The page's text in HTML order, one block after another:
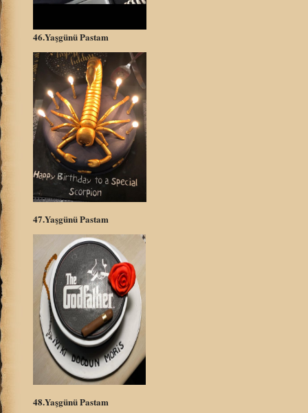
46.Yaşgünü Pastam
47.Yaşgünü Pastam
48.Yaşgünü Pastam